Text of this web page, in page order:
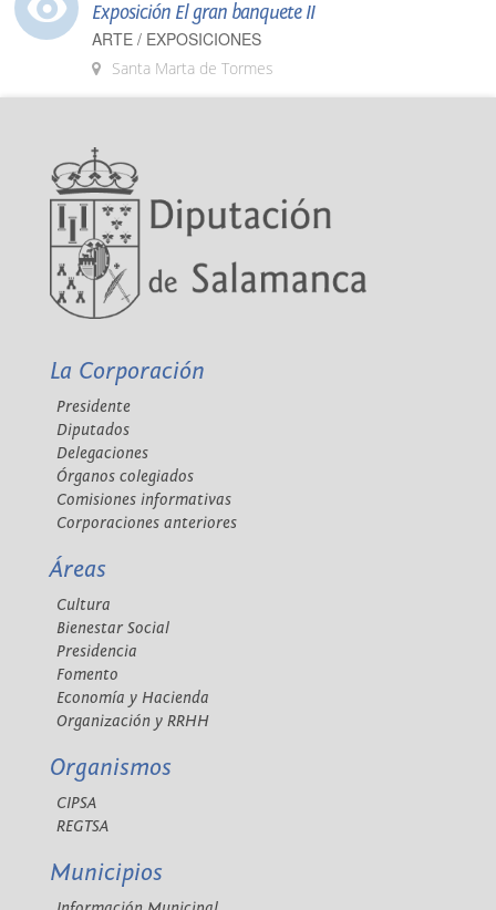
Exposición El gran banquete II
ARTE / EXPOSICIONES
Santa Marta de Tormes
La Corporación
Presidente
Diputados
Delegaciones
Órganos colegiados
Comisiones informativas
Corporaciones anteriores
Áreas
Cultura
Bienestar Social
Presidencia
Fomento
Economía y Hacienda
Organización y RRHH
Organismos
CIPSA
REGTSA
Municipios